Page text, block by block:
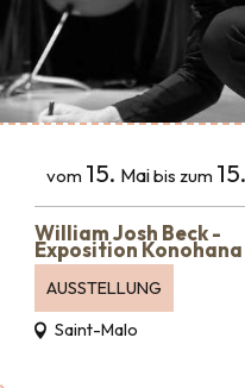
vom 15. Maibis zum 15.
William Josh Beck -
Exposition Konohana
AUSSTELLUNG
Saint-Malo